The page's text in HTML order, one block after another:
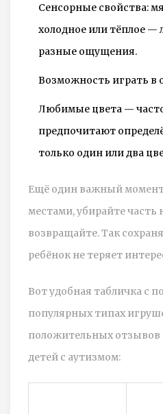
Сенсорные свойства:
холодное или тёплое —
разные ощущения.
Возможность играть в
Любимые цвета —
предпочитают
только один или два
Ещё один важный
местами, убирайте часть
возвращайте. Так
ребёнок не теряет
Вот удобная табличка с
популярных типах
положительных отзывов
детей с аутизмом: